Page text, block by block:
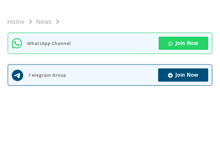
Home News
WhatsApp Channel Join Now
Telegram Group Join Now